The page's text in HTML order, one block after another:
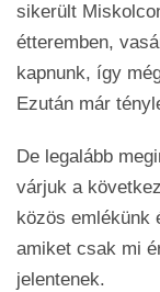
sikerült
étteremben,
kapnunk, így
Ezután már
De legalább
várjuk a
közös emlékünk
amiket csak mi
jelentenek.